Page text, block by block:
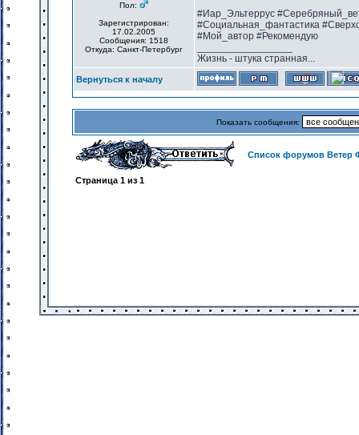
Пол:
Зарегистрирован:
17.02.2005
Сообщения: 1518
Откуда: Санкт-Петербург
#Иар_Эльтеррус
#Социальная_фантастика
#Мой_автор #Рекомендую
Жизнь - штука странная...
Вернуться к началу
Показать сообщения:
Список форумов Ветер
Страница 1 из 1